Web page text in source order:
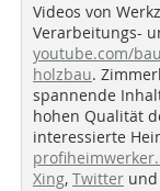
Videos von
Verarbeitungs-
youtube.com/
holzbau.
spannende
hohen Qualität
interessierte
Xing, Twitter und